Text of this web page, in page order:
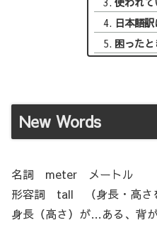
日本語
困った
New Words
名詞 meter メートル
形容詞 tall （身長・高さ
身長（高さ）が…ある、背